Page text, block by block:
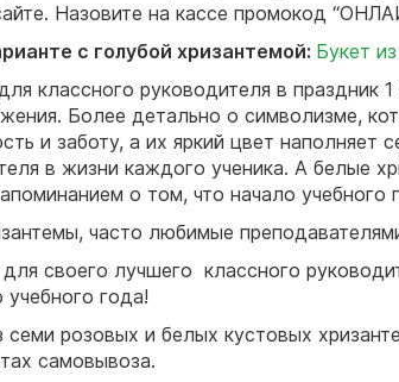
Назовите на кассе промокод
с голубой хризантемой: Букет
классного руководителя в праздник
Более детально о символизме,
и заботу, а их яркий цвет
в жизни каждого ученика. А белые
о том, что начало
часто любимые
своего лучшего классного
года!
семи розовых и белых кустовых
самовывоза.